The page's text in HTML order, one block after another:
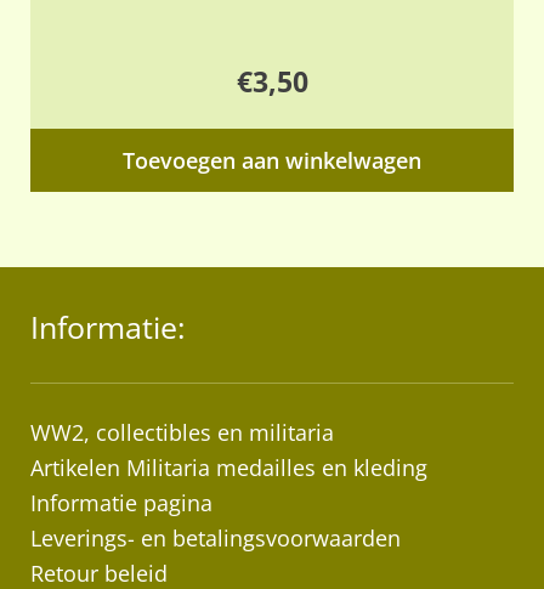
€3,50
Toevoegen aan winkelwagen
Informatie:
WW2, collectibles en militaria
Artikelen Militaria medailles en kleding
Informatie pagina
Leverings- en betalingsvoorwaarden
Retour beleid